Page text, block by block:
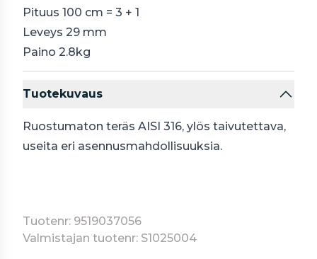
Pituus 100 cm = 3 + 1
Leveys 29 mm
Paino 2.8kg
Tuotekuvaus
Ruostumaton teräs AISI 316, ylös taivutettava,
useita eri asennusmahdollisuuksia.
Tuotenr: 9519037056
Valmistajan tuotenr: S1025004